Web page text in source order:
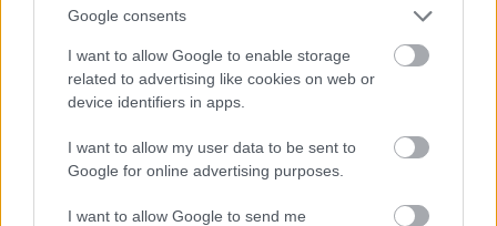
Google consents
I want to allow Google to enable storage
related to advertising like cookies on web or
device identifiers in apps.
I want to allow my user data to be sent to
Google for online advertising purposes.
I want to allow Google to send me